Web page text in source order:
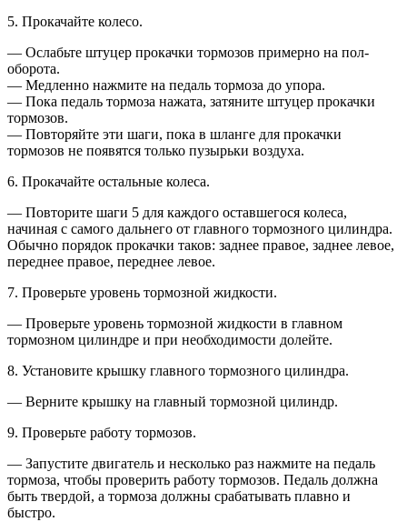
5. Прокачайте колесо.
— Ослабьте штуцер прокачки тормозов примерно на пол-
оборота.
— Медленно нажмите на педаль тормоза до упора.
— Пока педаль тормоза нажата, затяните штуцер прокачки
тормозов.
— Повторяйте эти шаги, пока в шланге для прокачки
тормозов не появятся только пузырьки воздуха.
6. Прокачайте остальные колеса.
— Повторите шаги 5 для каждого оставшегося колеса,
начиная с самого дальнего от главного тормозного цилиндра.
Обычно порядок прокачки таков: заднее правое, заднее левое,
переднее правое, переднее левое.
7. Проверьте уровень тормозной жидкости.
— Проверьте уровень тормозной жидкости в главном
тормозном цилиндре и при необходимости долейте.
8. Установите крышку главного тормозного цилиндра.
— Верните крышку на главный тормозной цилиндр.
9. Проверьте работу тормозов.
— Запустите двигатель и несколько раз нажмите на педаль
тормоза, чтобы проверить работу тормозов. Педаль должна
быть твердой, а тормоза должны срабатывать плавно и
быстро.